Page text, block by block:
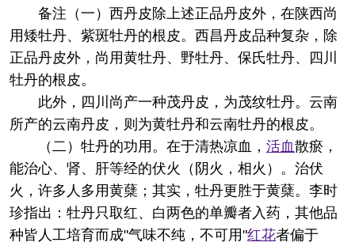
备注 （一）西丹皮除上述正品丹皮外，在陕西尚
用矮牡丹、紫斑牡丹的根皮。西昌丹皮品种复杂，除
正品丹皮外，尚用黄牡丹、野牡丹、保氏牡丹、四川
牡丹的根皮。
此外，四川尚产一种茂丹皮，为茂纹牡丹。云南
所产的云南丹皮，则为黄牡丹和云南牡丹的根皮。
（二）牡丹的功用。在于清热凉血， 活血散瘀，
能治心、肾、肝等经的伏火（阴火，相火）。治伏
火，许多人多用黄蘖；其实，牡丹更胜于黄蘖。李时
珍指出：牡丹只取红、白两色的单瓣者入药，其他品
种皆人工培育而成"气味不纯，不可用"红花者偏于